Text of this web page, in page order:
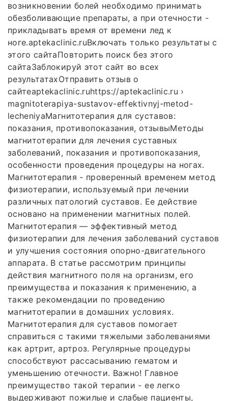
возникновении болей необходимо принимать
обезболивающие препараты, а при отечности -
прикладывать время от времени лед к
ноге.aptekaclinic.ruВключать только результаты с
этого сайтаПовторить поиск без этого
сайтаЗаблокируй этот сайт во всех
результатахОтправить отзыв о
сайтеaptekaclinic.ruhttps://aptekaclinic.ru ›
magnitoterapiya-sustavov-effektivnyj-metod-
lecheniyaМагнитотерапия для суставов:
показания, противопоказания, отзывыМетоды
магнитотерапии для лечения суставных
заболеваний, показания и противопоказания,
особенности проведения процедуры на ногах.
Магнитотерапия - проверенный временем метод
физиотерапии, используемый при лечении
различных патологий суставов. Ее действие
основано на применении магнитных полей.
Магнитотерапия — эффективный метод
физиотерапии для лечения заболеваний суставов
и улучшения состояния опорно-двигательного
аппарата. В статье рассмотрим принципы
действия магнитного поля на организм, его
преимущества и показания к применению, а
также рекомендации по проведению
магнитотерапии в домашних условиях.
Магнитотерапия для суставов помогает
справиться с такими тяжелыми заболеваниями
как артрит, артроз. Регулярные процедуры
способствуют рассасыванию гематом и
уменьшению отечности. Важно! Главное
преимущество такой терапии - ее легко
выдерживают пожилые и слабые пациенты,